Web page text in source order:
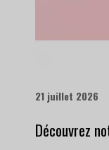
21 juillet 2026
Découvrez